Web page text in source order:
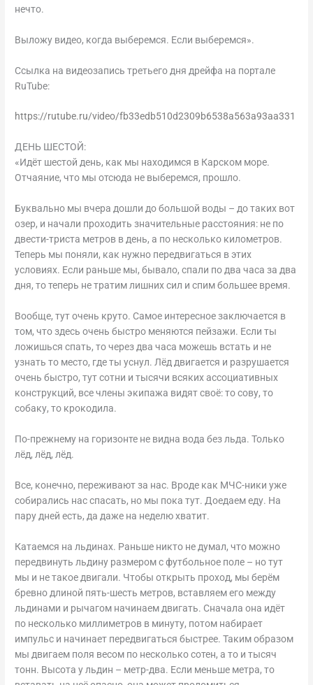
нечто.
Выложу видео, когда выберемся. Если выберемся».
Ссылка на видеозапись третьего дня дрейфа на портале
RuTube:
https://rutube.ru/video/fb33edb510d2309b6538a563a93aa331
ДЕНЬ ШЕСТОЙ:
«Идёт шестой день, как мы находимся в Карском море.
Отчаяние, что мы отсюда не выберемся, прошло.
Буквально мы вчера дошли до большой воды – до таких вот
озер, и начали проходить значительные расстояния: не по
двести-триста метров в день, а по несколько километров.
Теперь мы поняли, как нужно передвигаться в этих
условиях. Если раньше мы, бывало, спали по два часа за два
дня, то теперь не тратим лишних сил и спим большее время.
Вообще, тут очень круто. Самое интересное заключается в
том, что здесь очень быстро меняются пейзажи. Если ты
ложишься спать, то через два часа можешь встать и не
узнать то место, где ты уснул. Лёд двигается и разрушается
очень быстро, тут сотни и тысячи всяких ассоциативных
конструкций, все члены экипажа видят своё: то сову, то
собаку, то крокодила.
По-прежнему на горизонте не видна вода без льда. Только
лёд, лёд, лёд.
Все, конечно, переживают за нас. Вроде как МЧС-ники уже
собирались нас спасать, но мы пока тут. Доедаем еду. На
пару дней есть, да даже на неделю хватит.
Катаемся на льдинах. Раньше никто не думал, что можно
передвинуть льдину размером с футбольное поле – но тут
мы и не такое двигали. Чтобы открыть проход, мы берём
бревно длиной пять-шесть метров, вставляем его между
льдинами и рычагом начинаем двигать. Сначала она идёт
по несколько миллиметров в минуту, потом набирает
импульс и начинает передвигаться быстрее. Таким образом
мы двигаем поля весом по несколько сотен, а то и тысяч
тонн. Высота у льдин – метр-два. Если меньше метра, то